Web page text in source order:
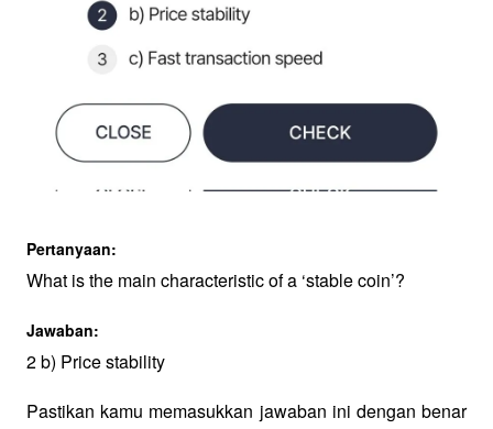
Pertanyaan:
What is the main characteristic of a ‘stable coin’?
Jawaban:
2 b) Price stability
Pastikan kamu memasukkan jawaban ini dengan benar